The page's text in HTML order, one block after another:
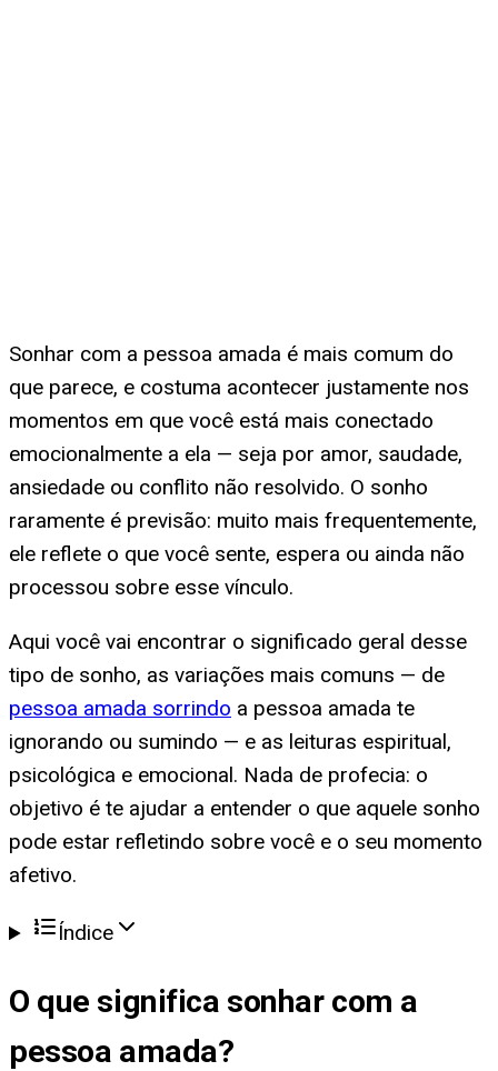
Sonhar com a pessoa amada é mais comum do
que parece, e costuma acontecer justamente nos
momentos em que você está mais conectado
emocionalmente a ela — seja por amor, saudade,
ansiedade ou conflito não resolvido. O sonho
raramente é previsão: muito mais frequentemente,
ele reflete o que você sente, espera ou ainda não
processou sobre esse vínculo.
Aqui você vai encontrar o significado geral desse
tipo de sonho, as variações mais comuns — de
pessoa amada sorrindo a pessoa amada te
ignorando ou sumindo — e as leituras espiritual,
psicológica e emocional. Nada de profecia: o
objetivo é te ajudar a entender o que aquele sonho
pode estar refletindo sobre você e o seu momento
afetivo.
Índice
O que significa sonhar com a
pessoa amada?